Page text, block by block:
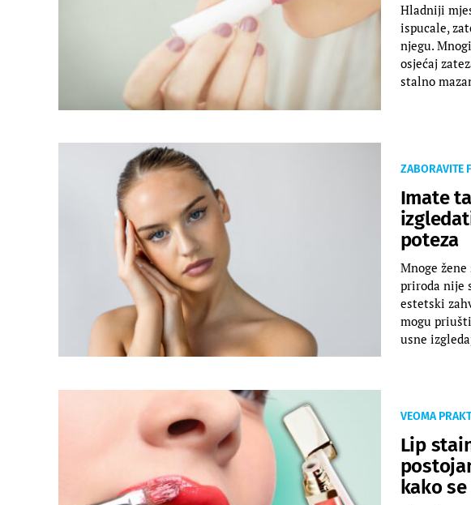
Hladniji
ispucale,
njegu.
osjećaj
stalno
ZABORAVITE
Imate
poteza
Mnoge
priroda nije
estetski
mogu
usne
VEOMA
Lip
kako